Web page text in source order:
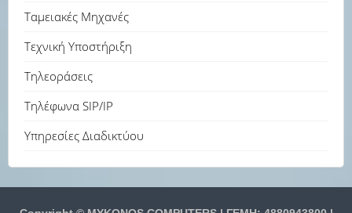
Ταμειακές Μηχανές
Τεχνική Υποστήριξη
Τηλεοράσεις
Τηλέφωνα SIP/IP
Υπηρεσίες Διαδικτύου